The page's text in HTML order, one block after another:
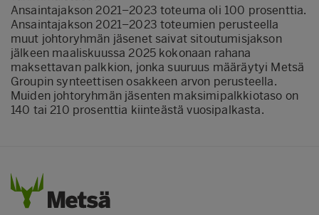
Ansaintajakson 2021–2023 toteuma oli 100 prosenttia.
Ansaintajakson 2021–2023 toteumien perusteella
muut johtoryhmän jäsenet saivat sitoutumisjakson
jälkeen maaliskuussa 2025 kokonaan rahana
maksettavan palkkion, jonka suuruus määräytyi Metsä
Groupin synteettisen osakkeen arvon perusteella.
Muiden johtoryhmän jäsenten maksimipalkkiotaso on
140 tai 210 prosenttia kiinteästä vuosipalkasta.